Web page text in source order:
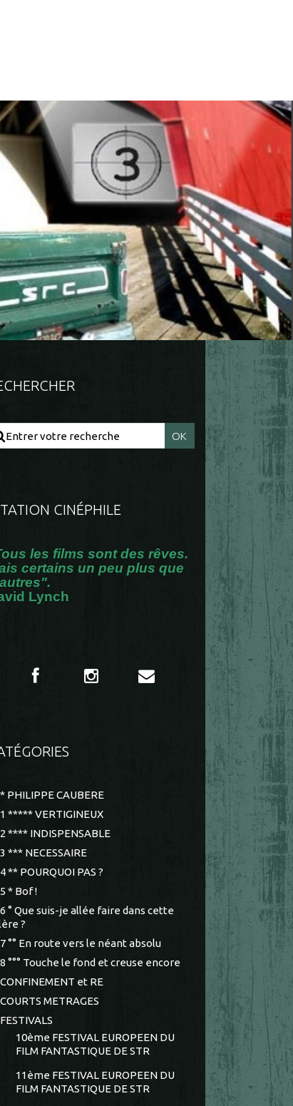
CINÉPHILE
les films sont des rêves.
certains un peu plus que
Lynch
* PHILIPPE CAUBERE
1 ***** VERTIGINEUX
2 **** INDISPENSABLE
3 *** NECESSAIRE
4 ** POURQUOI PAS ?
5 * Bof !
6 ° Que suis-je allée faire dans cette
?
7 °° En route vers le néant absolu
8 °°° Touche le fond et creuse encore
CONFINEMENT et RE
COURTS METRAGES
FESTIVALS
10ème FESTIVAL EUROPEEN DU
FILM FANTASTIQUE DE STR
11ème FESTIVAL EUROPEEN DU
FILM FANTASTIQUE DE STR